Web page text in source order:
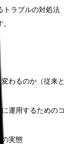
トラブルの対処法
わるのか（従来と
運用するためのコ
実態